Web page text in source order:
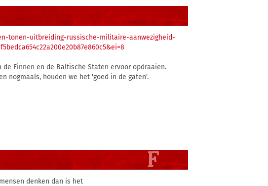
tonen-uitbreiding-russische-militaire-aanwezigheid-
Finnen en de Baltische Staten ervoor opdraaien.
nogmaals, houden we het 'goed in de gaten'.
denken dan is het